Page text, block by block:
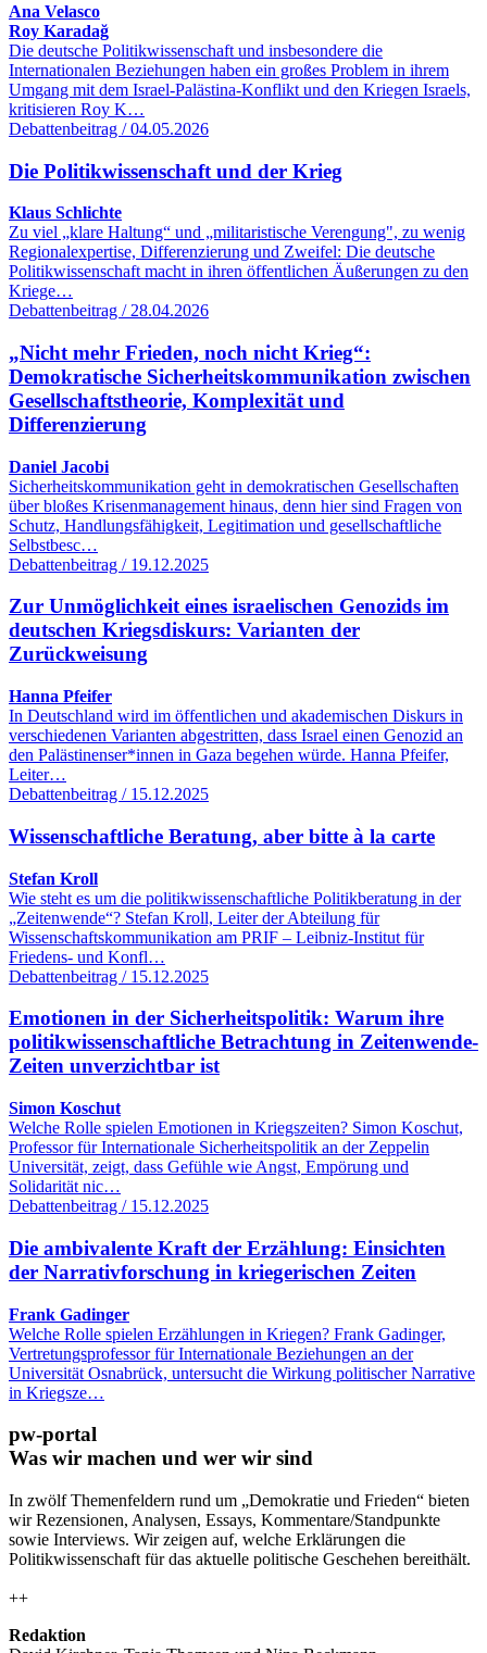
Ana Velasco
Roy Karadağ
Die deutsche Politikwissenschaft und insbesondere die
Internationalen Beziehungen haben ein großes Problem in ihrem
Umgang mit dem Israel-Palästina-Konflikt und den Kriegen Israels,
kritisieren Roy K…
Debattenbeitrag / 04.05.2026
Die Politikwissenschaft und der Krieg
Klaus Schlichte
Zu viel „klare Haltung“ und „militaristische Verengung", zu wenig
Regionalexpertise, Differenzierung und Zweifel: Die deutsche
Politikwissenschaft macht in ihren öffentlichen Äußerungen zu den
Kriege…
Debattenbeitrag / 28.04.2026
„Nicht mehr Frieden, noch nicht Krieg“:
Demokratische Sicherheitskommunikation zwischen
Gesellschaftstheorie, Komplexität und
Differenzierung
Daniel Jacobi
Sicherheitskommunikation geht in demokratischen Gesellschaften
über bloßes Krisenmanagement hinaus, denn hier sind Fragen von
Schutz, Handlungsfähigkeit, Legitimation und gesellschaftliche
Selbstbesc…
Debattenbeitrag / 19.12.2025
Zur Unmöglichkeit eines israelischen Genozids im
deutschen Kriegsdiskurs: Varianten der
Zurückweisung
Hanna Pfeifer
In Deutschland wird im öffentlichen und akademischen Diskurs in
verschiedenen Varianten abgestritten, dass Israel einen Genozid an
den Palästinenser*innen in Gaza begehen würde. Hanna Pfeifer,
Leiter…
Debattenbeitrag / 15.12.2025
Wissenschaftliche Beratung, aber bitte à la carte
Stefan Kroll
Wie steht es um die politikwissenschaftliche Politikberatung in der
„Zeitenwende“? Stefan Kroll, Leiter der Abteilung für
Wissenschaftskommunikation am PRIF – Leibniz-Institut für
Friedens- und Konfl…
Debattenbeitrag / 15.12.2025
Emotionen in der Sicherheitspolitik: Warum ihre
politikwissenschaftliche Betrachtung in Zeitenwende-
Zeiten unverzichtbar ist
Simon Koschut
Welche Rolle spielen Emotionen in Kriegszeiten? Simon Koschut,
Professor für Internationale Sicherheitspolitik an der Zeppelin
Universität, zeigt, dass Gefühle wie Angst, Empörung und
Solidarität nic…
Debattenbeitrag / 15.12.2025
Die ambivalente Kraft der Erzählung: Einsichten
der Narrativforschung in kriegerischen Zeiten
Frank Gadinger
Welche Rolle spielen Erzählungen in Kriegen? Frank Gadinger,
Vertretungsprofessor für Internationale Beziehungen an der
Universität Osnabrück, untersucht die Wirkung politischer Narrative
in Kriegsze…
pw-portal
Was wir machen und wer wir sind
In zwölf Themenfeldern rund um „Demokratie und Frieden“ bieten
wir Rezensionen, Analysen, Essays, Kommentare/Standpunkte
sowie Interviews. Wir zeigen auf, welche Erklärungen die
Politikwissenschaft für das aktuelle politische Geschehen bereithält.
++
Redaktion